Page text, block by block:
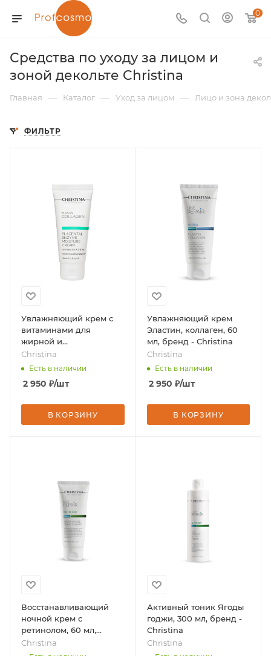
0
Средства по уходу за лицом и
зоной декольте Christina
Главная — Каталог — Уход за лицом — Лицо и зона
ФИЛЬТР
Увлажняющий крем с
витаминами для
жирной и
комбинированной
кожи, 60 мл, бренд -
Christina
Есть в наличии
2 950 ₽/шт
В КОРЗИНУ
Увлажняющий крем
Эластин, коллаген, 60
мл, бренд - Christina
Christina
Есть в наличии
2 950 ₽/шт
В КОРЗИНУ
Восстанавливающий
ночной крем с
ретинолом, 60 мл,
бренд - Christina
Christina
Активный тоник Ягоды
годжи, 300 мл, бренд -
Christina
Christina